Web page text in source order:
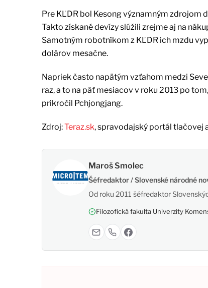
Pre KĽDR bol Kesong významným
Takto získané devízy slúžili zrejme aj na
Samotným robotníkom z KĽDR ich mzdu
dolárov mesačne.
Napriek často napätým vzťahom medzi
raz, a to na päť mesiacov v roku 2013 po
prikročil Pchjongjang.
Zdroj:Teraz.sk, spravodajský portál tlačovej
Maroš Smolec
Šéfredaktor / Slovenské národné
Od roku 2011 šéfredaktor
Filozofická fakulta Univerzity